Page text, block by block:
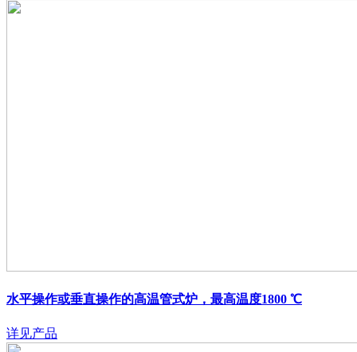
水平操作或垂直操作的高温管式炉，最高温度1800 ℃
详见产品